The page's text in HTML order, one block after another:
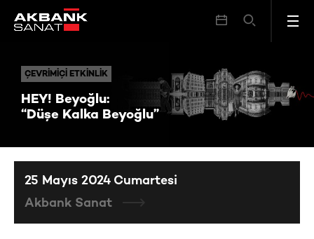
ÇEVRIMIÇI ETKINLIK
HEY! Beyoğlu:
​“Düşe Kalka Beyoğlu”
ÇEVRIMIÇI ETKINLIK HEY! Beyoğlu: ​“Düşe Kalka Beyoğlu”
25 Mayıs 2024 Cumartesi
Akbank Sanat